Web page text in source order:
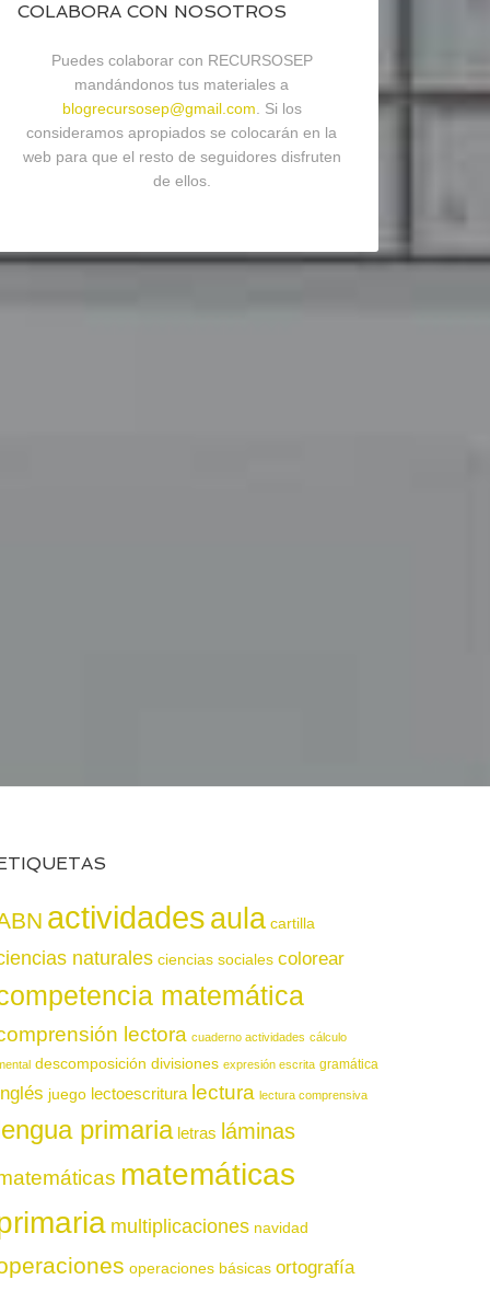
COLABORA CON NOSOTROS
Puedes colaborar con RECURSOSEP
mandándonos tus materiales a
blogrecursosep@gmail.com . Si los
consideramos apropiados se colocarán en la
web para que el resto de seguidores disfruten
de ellos.
actividadesaula cartilla
naturales ciencias sociales colorear
matemática
lectora cuaderno actividades cálculo
descomposición divisiones expresión escrita gramática
juego lectoescritura lectura lectura comprensiva
primaria letras láminas
matemáticas
multiplicaciones navidad
operaciones básicas ortografía